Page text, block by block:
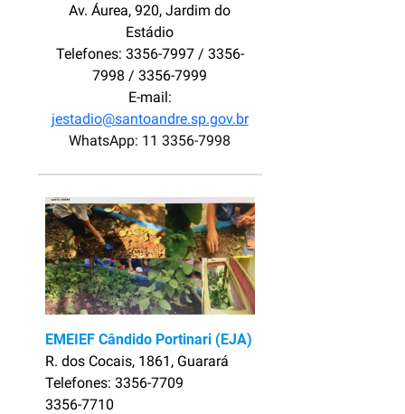
Av. Áurea, 920, Jardim do
Estádio
Telefones: 3356-7997 / 3356-
7998 / 3356-7999
E-mail:
jestadio@santoandre.sp.gov.br
WhatsApp: 11 3356-7998
EMEIEF Cândido Portinari (EJA)
R. dos Cocais, 1861, Guarará
Telefones: 3356-7709
3356-7710